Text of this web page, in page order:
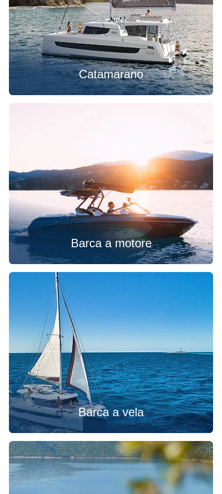
Catamarano
Barca a motore
Barca a vela